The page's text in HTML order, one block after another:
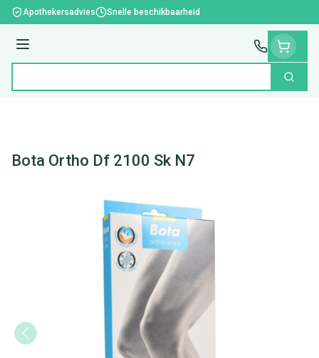
Ga naar de inhoud
Apothekersadvies Snelle beschikbaarheid
Menu
Zoek
Bota Ortho Df 2100 Sk N7